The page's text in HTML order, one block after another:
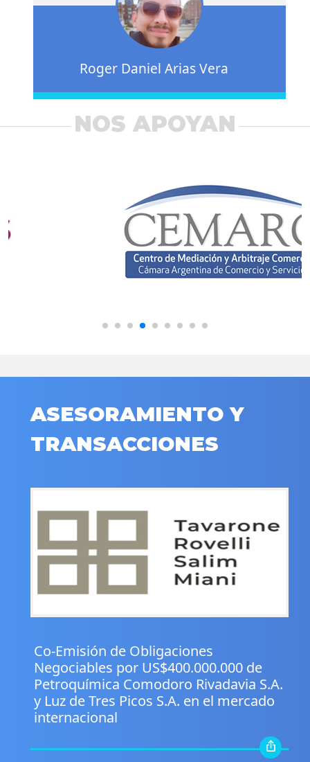
Roger Daniel Arias Vera
NOS APOYAN
ASESORAMIENTO Y
TRANSACCIONES
Co-Emisión de Obligaciones
Negociables por US$400.000.000 de
Petroquímica Comodoro Rivadavia S.A.
y Luz de Tres Picos S.A. en el mercado
internacional